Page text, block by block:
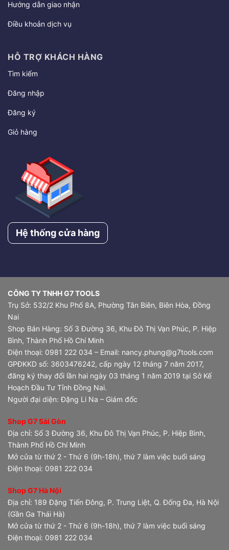
Hướng dẫn giao nhận
Điều khoản dịch vụ
HỖ TRỢ KHÁCH HÀNG
Tìm kiếm
Đăng nhập
Đăng ký
Giỏ hàng
Hệ thống cửa hàng
CÔNG TY TNHH G7 TOOLS
Trụ Sở: 532/2 Khu Phố 8A, Phường Tân Biên, Biên Hòa, Đồng
Nai
Shop Bán Hàng: Số 3 Đường 36, Khu Đô Thị Vạn Phúc, P. Hiệp
Bình, Thành Phố Hồ Chí Minh
Điện thoại: 0981 222 034 – Email: nancy.phung@g7tools.com
GPĐKKD số: 3603476242, cấp ngày 12 tháng 7 năm 2017,
đăng ký thay đổi lần hai ngày 03 tháng 1 năm 2019 tại Sở Kế
Hoạch Đầu Tư Tỉnh Đồng Nai.
Người đại diện: Đặng Li Na – Giám đốc
Shop G7 Sài Gòn
Địa chỉ: Số 3 Đường 36, Khu Đô Thị Vạn Phúc, P. Hiệp Bình,
Thành Phố Hồ Chí Minh
Mở cửa từ thứ 2 - Thứ 6 (9h-18h), thứ 7 làm việc buổi sáng
Điện thoại: 0981 222 034
Shop G7 Hà Nội
Địa chỉ: 189 Đặng Tiến Đông, P. Trung Liệt, Q. Đống Đa, Hà Nội
(Gần Ga Thái Hà)
Mở cửa từ thứ 2 - Thứ 6 (9h-18h), thứ 7 làm việc buổi sáng
Điện thoại: 0981 222 034